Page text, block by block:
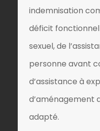
indemnisation
déficit
sexuel, de
personne avant
d’assistance à
d’aménagement
adapté.